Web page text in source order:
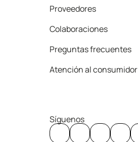
Proveedores
Colaboraciones
Preguntas frecuentes
Atención al consumidor
Síguenos